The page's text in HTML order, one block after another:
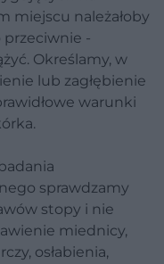
miejscu należałoby
przeciwnie -
Określamy, w
lub zagłębienie
warunki
sprawdzamy
stopy i nie
miednicy,
osłabienia,